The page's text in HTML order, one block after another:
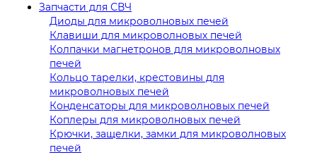
Запчасти для СВЧ
Диоды для микроволновых печей
Клавиши для микроволновых печей
Колпачки магнетронов для микроволновых
печей
Кольцо тарелки, крестовины для
микроволновых печей
Конденсаторы для микроволновых печей
Коплеры для микроволновых печей
Крючки, защелки, замки для микроволновых
печей